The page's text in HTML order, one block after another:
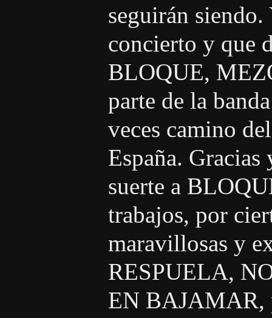
seguirán
concierto y que
BLOQUE,
parte de la
veces camino
España.
suerte a
trabajos, por
maravillosas y
RESPUELA,
EN BAJAMAR,